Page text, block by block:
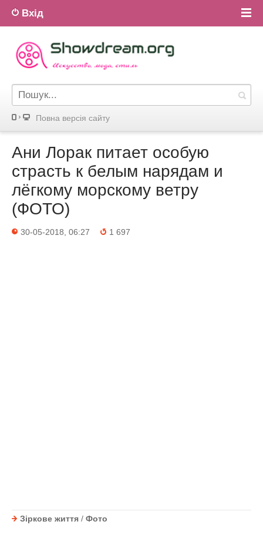
Вхід
Повна версiя сайту
Ани Лорак питает особую
страсть к белым нарядам и
лёгкому морскому ветру
(ФОТО)
30-05-2018, 06:27 1 697
Зіркове життя / Фото